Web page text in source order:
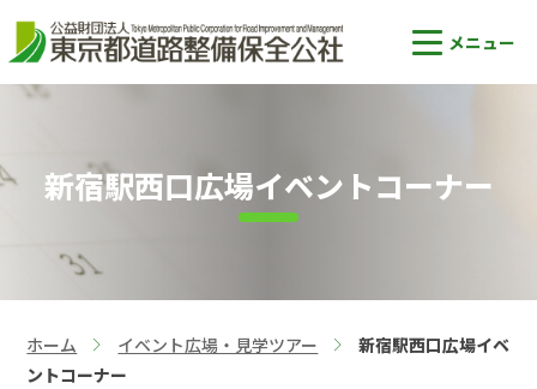
新宿駅西口広場イベントコーナー
ホーム
>
イベント広場・見学ツアー
新宿駅西口広場イベ
ントコーナー